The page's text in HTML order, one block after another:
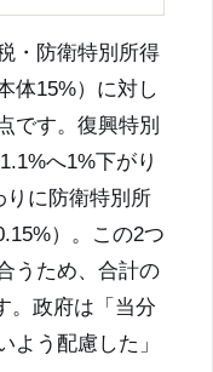
・防衛特別所得
体15%）に対し
です。復興特別
へ1%下がり
りに防衛特別所
）。この2つ
うため、合計の
。政府は「当分
よう配慮した」